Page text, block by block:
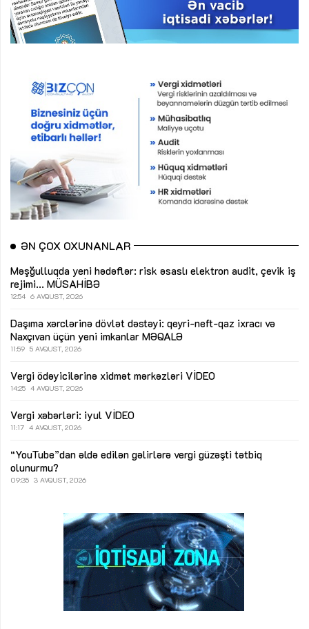
ƏN ÇOX OXUNANLAR
Məşğulluqda yeni hədəflər: risk əsaslı elektron audit, çevik iş
rejimi... MÜSAHİBƏ
12:54 6 AVQUST, 2026
Daşıma xərclərinə dövlət dəstəyi: qeyri-neft-qaz ixracı və
Naxçıvan üçün yeni imkanlar MƏQALƏ
11:59 5 AVQUST, 2026
Vergi ödəyicilərinə xidmət mərkəzləri VİDEO
14:25 4 AVQUST, 2026
Vergi xəbərləri: iyul VİDEO
11:17 4 AVQUST, 2026
“YouTube”dan əldə edilən gəlirlərə vergi güzəşti tətbiq
olunurmu?
09:35 3 AVQUST, 2026